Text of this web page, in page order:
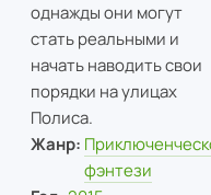
однажды они могут
стать реальными и
начать наводить свои
порядки на улицах
Полиса.
Жанр:
фэнтези